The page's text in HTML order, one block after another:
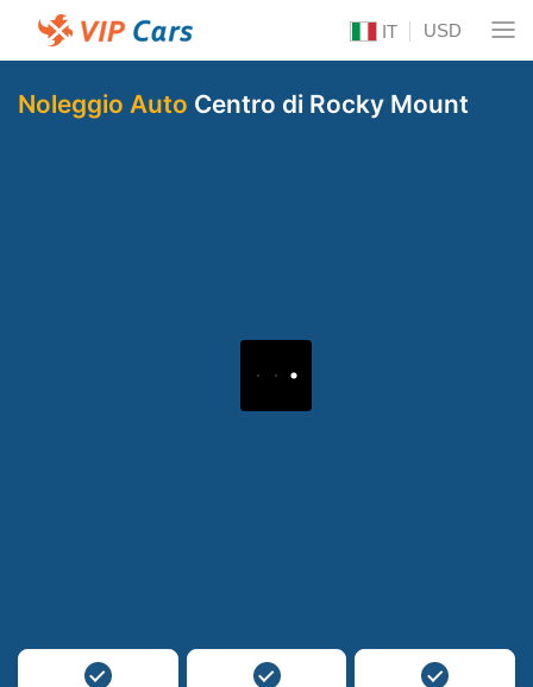
IT USD
Noleggio Auto Centro di Rocky Mount